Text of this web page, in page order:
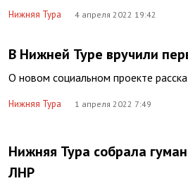
Нижняя Тура 4 апреля 2022 19:42
В Нижней Туре вручили
О новом социальном проекте
Нижняя Тура 1 апреля 2022 7:49
Нижняя Тура собрала
ЛНР